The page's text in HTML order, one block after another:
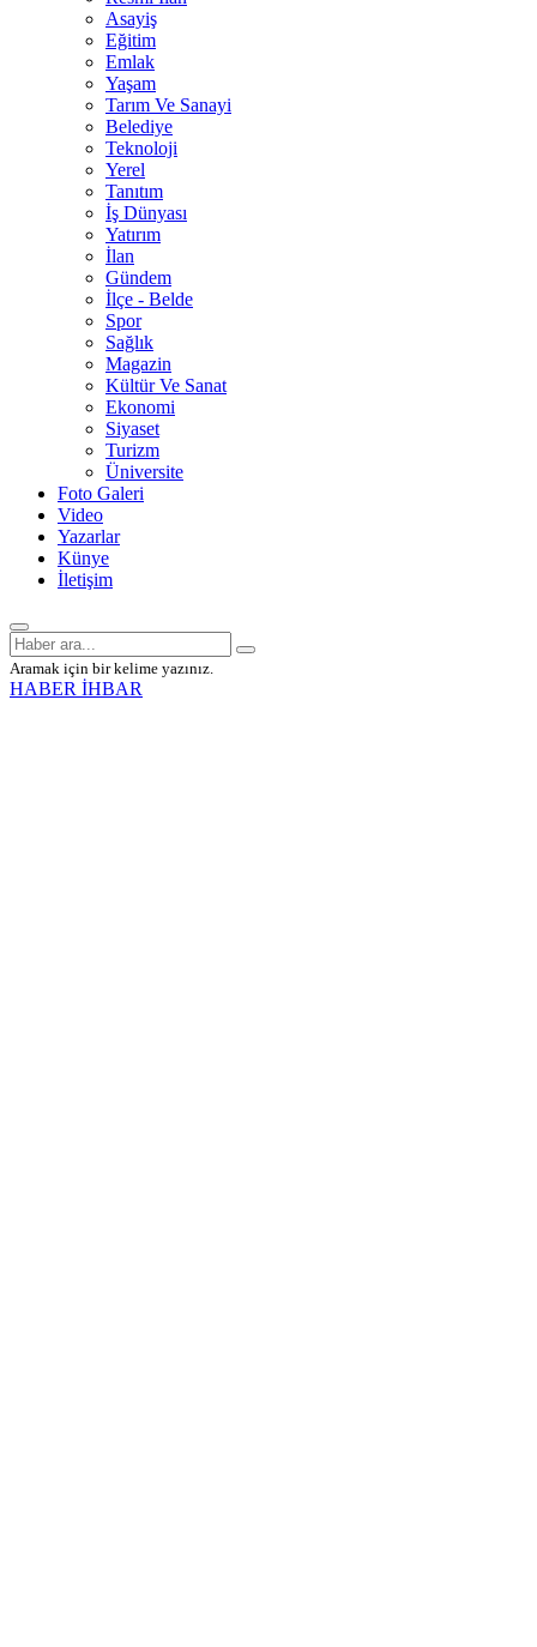
Asayiş
Eğitim
Emlak
Yaşam
Tarım Ve Sanayi
Belediye
Teknoloji
Yerel
Tanıtım
İş Dünyası
Yatırım
İlan
Gündem
İlçe - Belde
Spor
Sağlık
Magazin
Kültür Ve Sanat
Ekonomi
Siyaset
Turizm
Üniversite
Foto Galeri
Video
Yazarlar
Künye
İletişim
Aramak için bir kelime yazınız.
HABER İHBAR